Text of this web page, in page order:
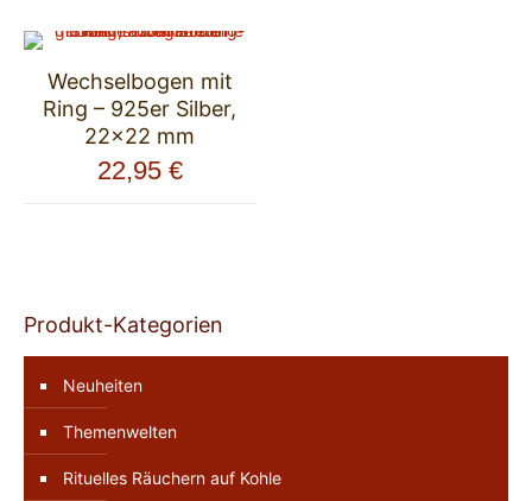
Wechselbogen mit
Ring – 925er Silber,
22×22 mm
22,95 €
Produkt-Kategorien
Neuheiten
Themenwelten
Rituelles Räuchern auf Kohle